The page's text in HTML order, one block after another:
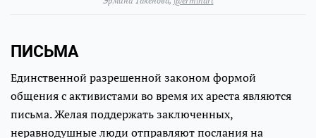
ПИСЬМА
Единственной разрешенной законом формой
общения с активистами во время их ареста являются
письма. Желая поддержать заключенных,
неравнодушные люди отправляют послания на